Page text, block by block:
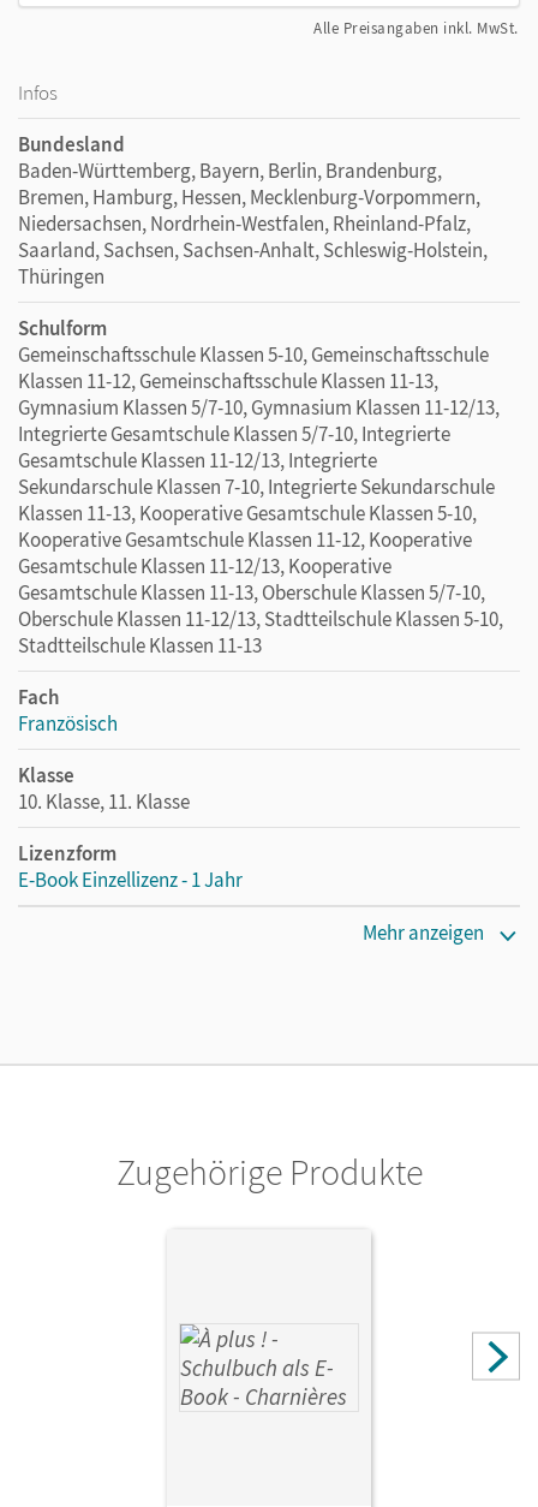
Alle Preisangaben inkl. MwSt.
Infos
Bundesland
Baden-Württemberg, Bayern, Berlin, Brandenburg,
Bremen, Hamburg, Hessen, Mecklenburg-Vorpommern,
Niedersachsen, Nordrhein-Westfalen, Rheinland-Pfalz,
Saarland, Sachsen, Sachsen-Anhalt, Schleswig-Holstein,
Thüringen
Schulform
Gemeinschaftsschule Klassen 5-10, Gemeinschaftsschule
Klassen 11-12, Gemeinschaftsschule Klassen 11-13,
Gymnasium Klassen 5/7-10, Gymnasium Klassen 11-12/13,
Integrierte Gesamtschule Klassen 5/7-10, Integrierte
Gesamtschule Klassen 11-12/13, Integrierte
Sekundarschule Klassen 7-10, Integrierte Sekundarschule
Klassen 11-13, Kooperative Gesamtschule Klassen 5-10,
Kooperative Gesamtschule Klassen 11-12, Kooperative
Gesamtschule Klassen 11-12/13, Kooperative
Gesamtschule Klassen 11-13, Oberschule Klassen 5/7-10,
Oberschule Klassen 11-12/13, Stadtteilschule Klassen 5-10,
Stadtteilschule Klassen 11-13
Fach
Französisch
Klasse
10. Klasse, 11. Klasse
Lizenzform
E-Book Einzellizenz - 1 Jahr
Privatpersonen, die nur mit dem E-Book arbeiten.
Mehr anzeigen
Zugehörige Produkte